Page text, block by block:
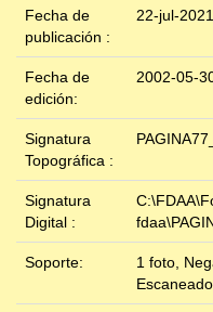
Fecha de
publicación :
22-jul-2021
Fecha de
edición:
2002-05-
Signatura
Topográfica :
Signatura
Digital :
Soporte:
1 foto,